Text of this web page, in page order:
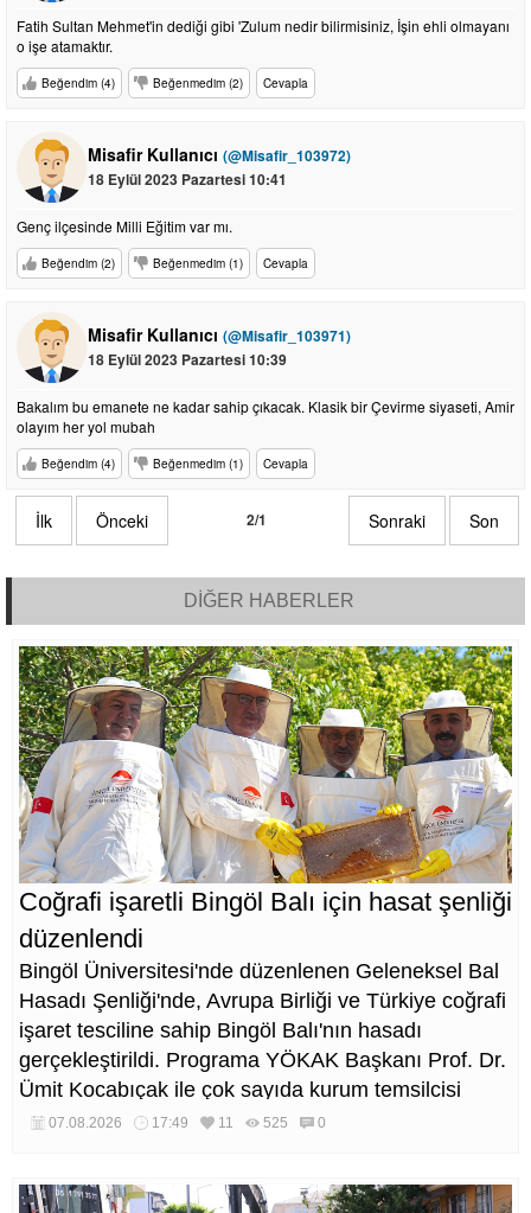
Fatih Sultan Mehmet'in dediği gibi 'Zulum nedir bilirmisiniz, İşin ehli olmayanı
o işe atamaktır.
Beğendim (4) Beğenmedim (2) Cevapla
Misafir Kullanıcı (@Misafir_103972)
18 Eylül 2023 Pazartesi 10:41
Genç ilçesinde Milli Eğitim var mı.
Beğendim (2) Beğenmedim (1) Cevapla
Misafir Kullanıcı (@Misafir_103971)
18 Eylül 2023 Pazartesi 10:39
Bakalım bu emanete ne kadar sahip çıkacak. Klasik bir Çevirme siyaseti, Amir
olayım her yol mubah
Beğendim (4) Beğenmedim (1) Cevapla
İlk Önceki 2/1 Sonraki Son
DİĞER HABERLER
Coğrafi işaretli Bingöl Balı için hasat şenliği
düzenlendi
Bingöl Üniversitesi'nde düzenlenen Geleneksel Bal
Hasadı Şenliği'nde, Avrupa Birliği ve Türkiye coğrafi
işaret tesciline sahip Bingöl Balı'nın hasadı
gerçekleştirildi. Programa YÖKAK Başkanı Prof. Dr.
Ümit Kocabıçak ile çok sayıda kurum temsilcisi
katıldı.
07.08.2026 17:49 11 525 0